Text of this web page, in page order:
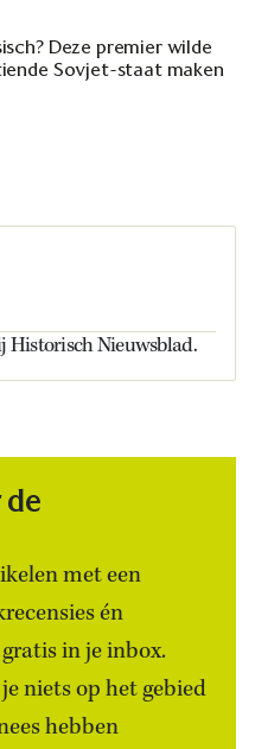
Deze premier wilde
Sovjet-staat maken
Historisch Nieuwsblad.
met een
én
in je inbox.
niets op het gebied
hebben